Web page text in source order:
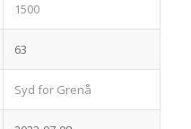
1500
63
Syd for Grenå